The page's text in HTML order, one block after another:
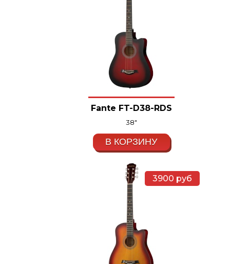
Fante FT-D38-RDS
38"
В КОРЗИНУ
3900 руб